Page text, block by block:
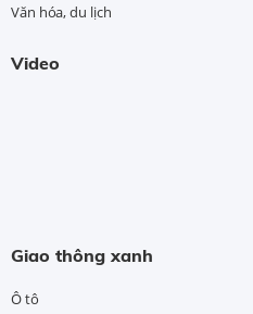
Văn hóa, du lịch
Video
Giao thông xanh
Ô tô